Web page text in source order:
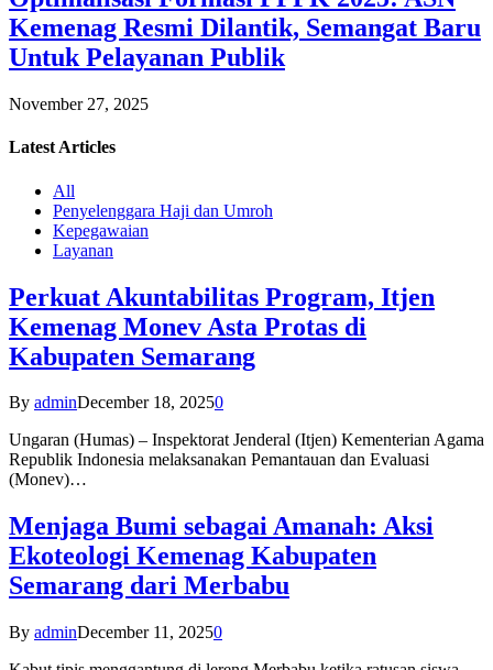
Kemenag Resmi Dilantik, Semangat Baru
Untuk Pelayanan Publik
November 27, 2025
Latest Articles
All
Penyelenggara Haji dan Umroh
Kepegawaian
Layanan
Perkuat Akuntabilitas Program, Itjen
Kemenag Monev Asta Protas di
Kabupaten Semarang
By adminDecember 18, 20250
Ungaran (Humas) – Inspektorat Jenderal (Itjen) Kementerian Agama
Republik Indonesia melaksanakan Pemantauan dan Evaluasi
(Monev)…
Menjaga Bumi sebagai Amanah: Aksi
Ekoteologi Kemenag Kabupaten
Semarang dari Merbabu
By adminDecember 11, 20250